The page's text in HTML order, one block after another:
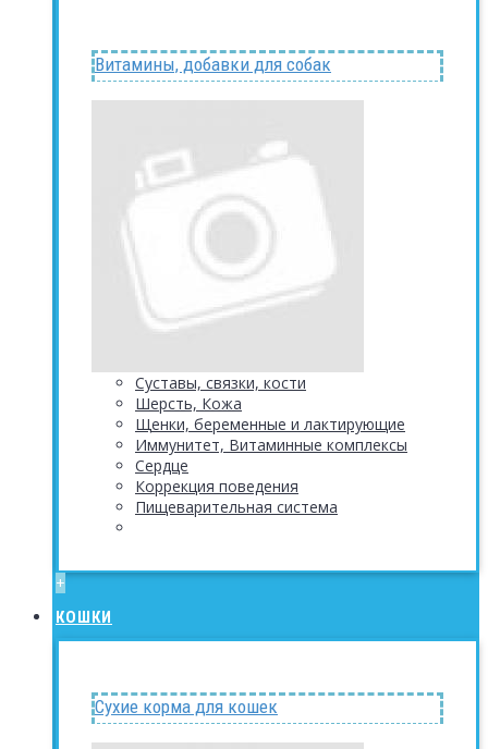
Витамины, добавки для собак
Суставы, связки, кости
Шерсть, Кожа
Щенки, беременные и лактирующие
Иммунитет, Витаминные комплексы
Сердце
Коррекция поведения
Пищеварительная система
+
КОШКИ
Сухие корма для кошек